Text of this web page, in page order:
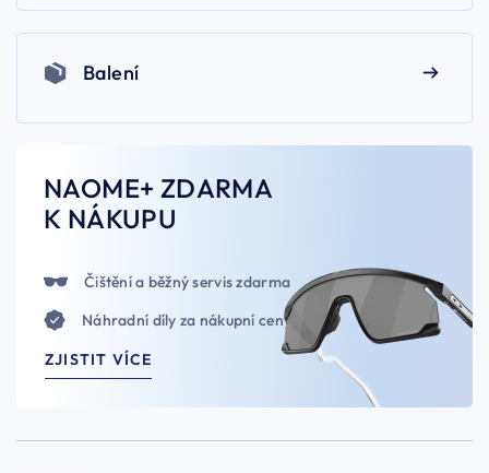
Balení
NAOME+ ZDARMA
K NÁKUPU
Čištění a běžný servis zdarma
Náhradní díly za nákupní ceny
ZJISTIT VÍCE